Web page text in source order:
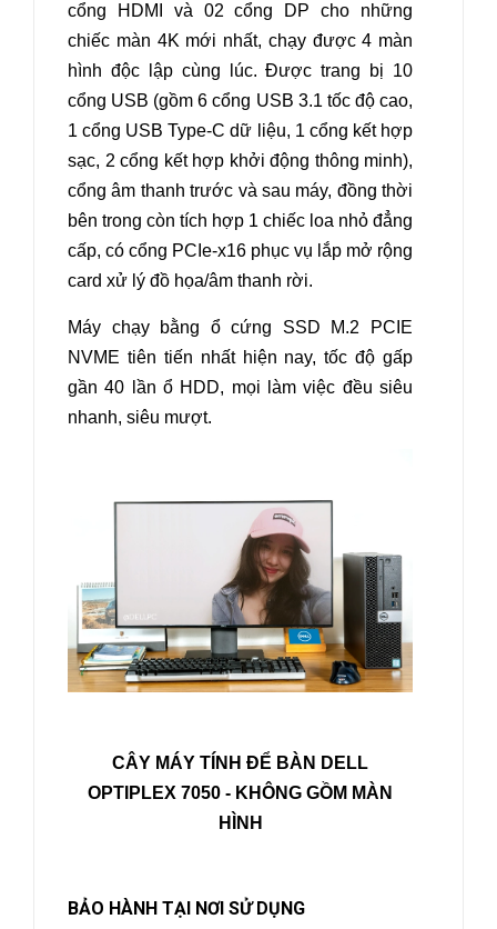
cổng HDMI và 02 cổng DP cho những
chiếc màn 4K mới nhất, chạy được 4 màn
hình độc lập cùng lúc. Được trang bị 10
cổng USB (gồm 6 cổng USB 3.1 tốc độ cao,
1 cổng USB Type-C dữ liệu, 1 cổng kết hợp
sạc, 2 cổng kết hợp khởi động thông minh),
cổng âm thanh trước và sau máy, đồng thời
bên trong còn tích hợp 1 chiếc loa nhỏ đẳng
cấp, có cổng PCIe-x16 phục vụ lắp mở rộng
card xử lý đồ họa/âm thanh rời.
Máy chạy bằng ổ cứng SSD M.2 PCIE
NVME tiên tiến nhất hiện nay, tốc độ gấp
gần 40 lần ổ HDD, mọi làm việc đều siêu
nhanh, siêu mượt.
CÂY MÁY TÍNH ĐỂ BÀN DELL
OPTIPLEX 7050 - KHÔNG GỒM MÀN
HÌNH
BẢO HÀNH TẠI NƠI SỬ DỤNG